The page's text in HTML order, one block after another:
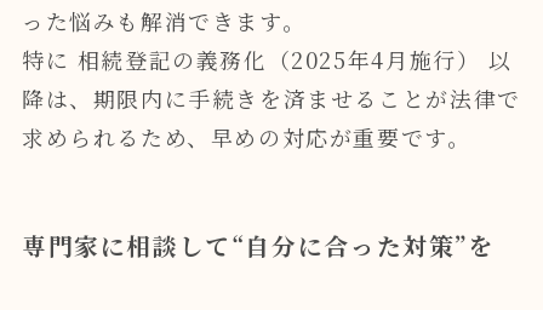
った悩みも解消できます。
特に 相続登記の義務化（2025年4月施行） 以
降は、期限内に手続きを済ませることが法律で
求められるため、早めの対応が重要です。
専門家に相談して“自分に合った対策”を